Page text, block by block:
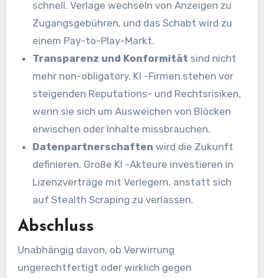
schnell. Verlage wechseln von Anzeigen zu
Zugangsgebühren, und das Schabt wird zu
einem Pay-to-Play-Markt.
Transparenz und Konformität sind nicht
mehr non-obligatory. KI -Firmen stehen vor
steigenden Reputations- und Rechtsrisiken,
wenn sie sich um Ausweichen von Blöcken
erwischen oder Inhalte missbrauchen.
Datenpartnerschaften wird die Zukunft
definieren. Große KI -Akteure investieren in
Lizenzverträge mit Verlegern, anstatt sich
auf Stealth Scraping zu verlassen.
Abschluss
Unabhängig davon, ob Verwirrung
ungerechtfertigt oder wirklich gegen